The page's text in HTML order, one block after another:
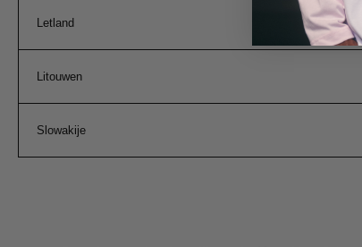
Letland
Litouwen
Slowakije